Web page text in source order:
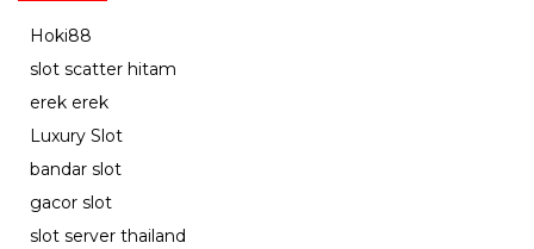
Hoki88
slot scatter hitam
erek erek
Luxury Slot
bandar slot
gacor slot
slot server thailand